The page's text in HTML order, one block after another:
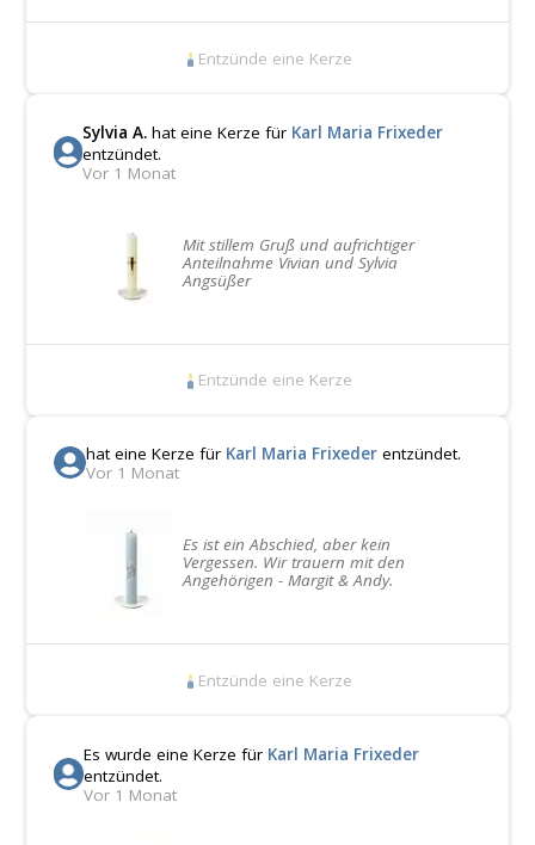
Entzünde eine Kerze
Sylvia A. hat eine Kerze für Karl Maria Frixeder
entzündet.
Vor 1 Monat
Mit stillem Gruß und aufrichtiger
Anteilnahme Vivian und Sylvia
Angsüßer
Entzünde eine Kerze
hat eine Kerze für Karl Maria Frixederentzündet.
Vor 1 Monat
Es ist ein Abschied, aber kein
Vergessen. Wir trauern mit den
Angehörigen - Margit & Andy.
Entzünde eine Kerze
Es wurde eine Kerze für Karl Maria Frixeder
entzündet.
Vor 1 Monat